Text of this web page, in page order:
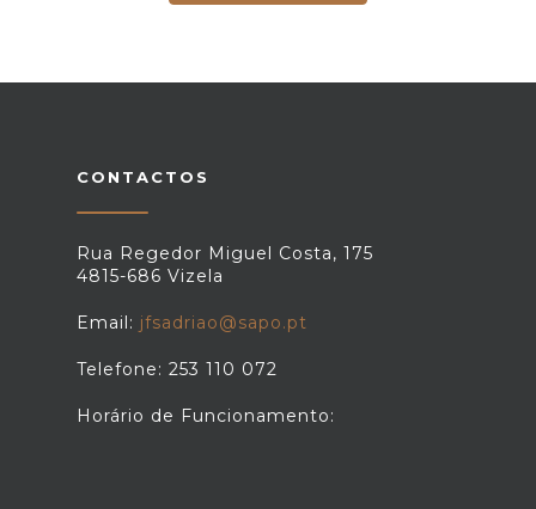
CONTACTOS
Rua Regedor Miguel Costa, 175
4815-686 Vizela
Email: jfsadriao@sapo.pt
Telefone: 253 110 072
Horário de Funcionamento: